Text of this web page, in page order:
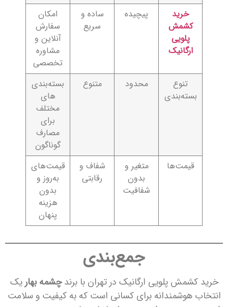
خرید
کشمش
پلویی
ارگانیک
پیچیده
ساده و
سریع
امکان
سفارش
آنلاین و
مشاوره
تخصصی
تنوع
بسته‌بندی
محدود متنوع
بسته‌بندی‌
های
مختلف
برای
مصارف
گوناگون
قیمت‌ها
متغیر و
بدون
شفافیت
شفاف و
رقابتی
قیمت‌های
به‌روز و
بدون
هزینه
پنهان
جمع‌بندی
خرید کشمش پلویی ارگانیک در تهران با برندچشمه بهار یک
انتخاب هوشمندانه برای کسانی است که به کیفیت و سلامت